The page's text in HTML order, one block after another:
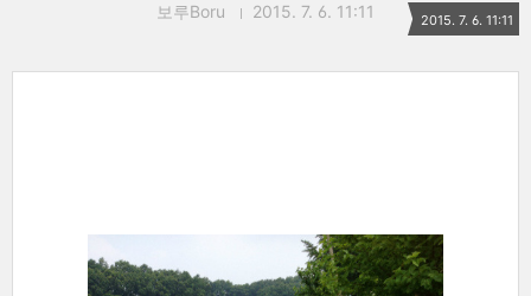
보루Boru 2015. 7. 6. 11:11 2015. 7. 6. 11:11